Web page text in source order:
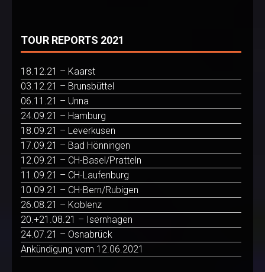
TOUR REPORTS 2021
18.12.21 – Kaarst
03.12.21 – Brunsbüttel
06.11.21 – Unna
24.09.21 – Hamburg
18.09.21 – Leverkusen
17.09.21 – Bad Hönningen
12.09.21 – CH-Basel/Pratteln
11.09.21 – CH-Laufenburg
10.09.21 – CH-Bern/Rubigen
26.08.21 – Koblenz
20.+21.08.21 – Isernhagen
24.07.21 – Osnabrück
Ankündigung vom 12.06.2021